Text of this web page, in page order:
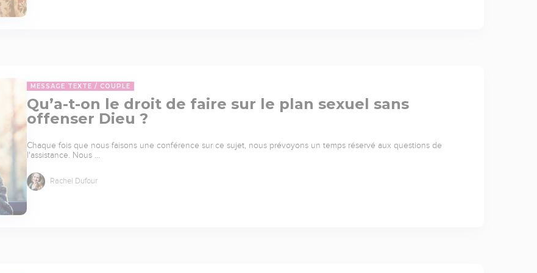
MESSAGE TEXTE COUPLE
Qu’a-t-on le droit de faire sur le plan sexuel sans
offenser Dieu ?
Chaque fois que nous faisons une conférence sur ce sujet, nous prévoyons un temps réservé aux questions de
l'assistance. Nous …
Rachel Dufour